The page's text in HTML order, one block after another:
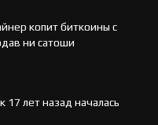
копит биткоины с
ни сатоши
17 лет назад началась